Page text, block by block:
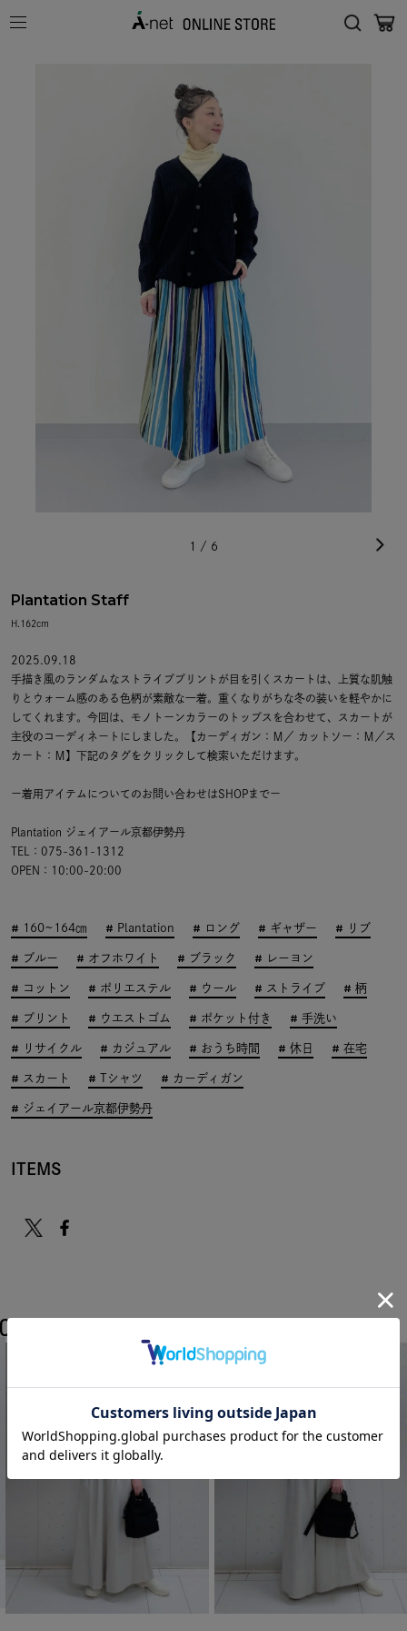
1 / 6
Plantation Staff
H.162cm
2025.09.18
手描き風のランダムなストライププリントが目を引くスカートは、上質な肌触
りとウォーム感のある色柄が素敵な一着。重くなりがちな冬の装いを軽やかに
してくれます。今回は、モノトーンカラーのトップスを合わせて、スカートが
主役のコーディネートにしました。【カーディガン：Ｍ／ カットソー：Ｍ／ス
カート：Ｍ】下記のタグをクリックして検索いただけます。
ー着用アイテムについてのお問い合わせはSHOPまでー
Plantation ジェイアール京都伊勢丹
TEL：075-361-1312
OPEN：10:00-20:00
160~164㎝ Plantation ロング ギャザー リブ
ブルー オフホワイト ブラック レーヨン
コットン ポリエステル ウール ストライプ 柄
プリント ウエストゴム ポケット付き 手洗い
リサイクル カジュアル おうち時間 休日 在宅
スカート Tシャツ カーディガン
ジェイアール京都伊勢丹
ITEMS